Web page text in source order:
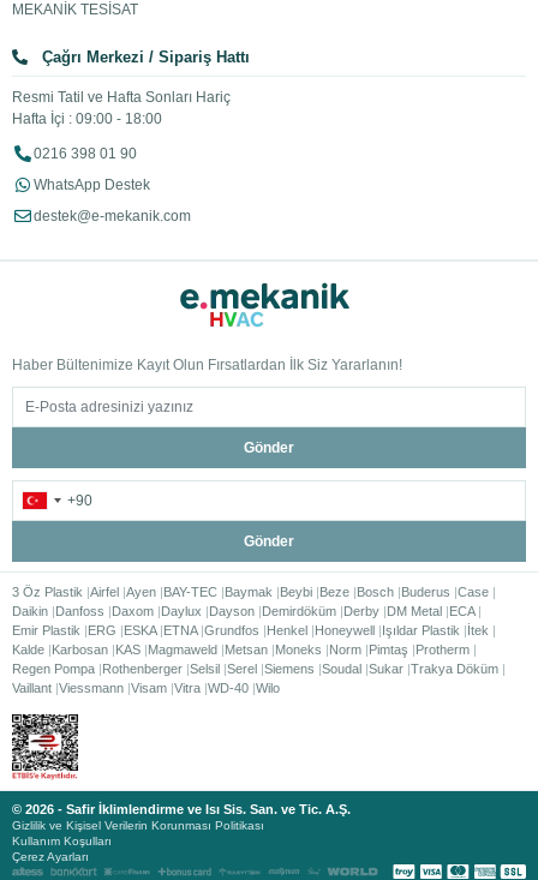
MEKANİK TESİSAT
Çağrı Merkezi / Sipariş Hattı
Resmi Tatil ve Hafta Sonları Hariç
Hafta İçi : 09:00 - 18:00
0216 398 01 90
WhatsApp Destek
destek@e-mekanik.com
Haber Bültenimize Kayıt Olun Fırsatlardan İlk Siz Yararlanın!
Gönder
Gönder
3 Öz Plastik Airfel Ayen BAY-TEC Baymak Beybi Beze Bosch Buderus Case
Daikin Danfoss Daxom Daylux Dayson Demirdöküm Derby DM Metal ECA
Emir Plastik
ERG ESKA ETNA Grundfos Henkel Honeywell Işıldar Plastik
İtek
Kalde Karbosan KAS Magmaweld Metsan Moneks Norm Pimtaş
Protherm
Regen Pompa Rothenberger Selsil Serel Siemens Soudal Sukar Trakya Döküm
Vaillant Viessmann Visam Vitra WD-40 Wilo
© 2026 - Safir İklimlendirme ve Isı Sis. San. ve Tic. A.Ş.
Gizlilik ve Kişisel Verilerin Korunması Politikası
Kullanım Koşulları
Çerez Ayarları